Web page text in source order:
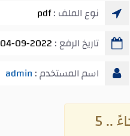
نوع الملف :pdf
تاريخ الرفع : 04-09-2022 07:47 م
اسم المستخدم : admin
.. 4